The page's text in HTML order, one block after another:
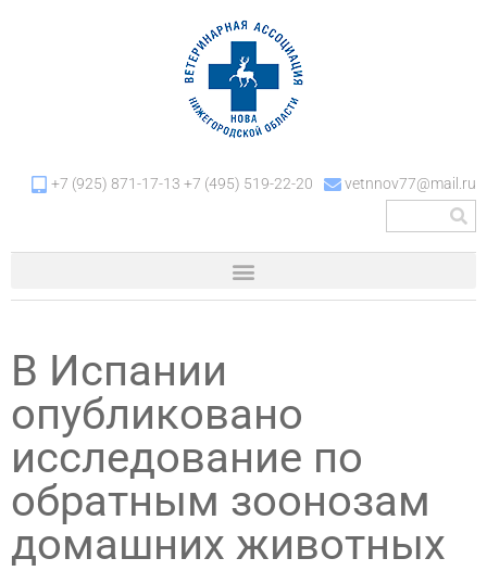
+7 (925) 871-17-13 +7 (495) 519-22-20 vetnnov77@mail.ru
В Испании
опубликовано
исследование по
обратным зоонозам
домашних животных